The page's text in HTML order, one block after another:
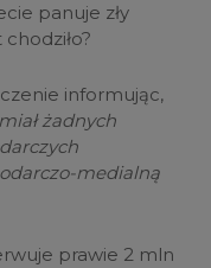
panuje zły
informując,
żadnych
medialną
prawie 2 mln